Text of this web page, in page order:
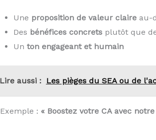
Une proposition de valeur claireau-
Des bénéfices concretsplutôt que
Un ton engageant et humain
Lire aussi : Les pièges du SEA ou de
: « Boostez votre CA avec